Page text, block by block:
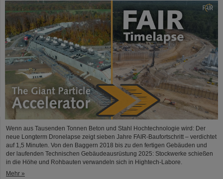
Wenn aus Tausenden Tonnen Beton und Stahl Hochtechnologie wird: Der
neue Longterm Dronelapse zeigt sieben Jahre FAIR-Baufortschritt – verdichtet
auf 1,5 Minuten. Von den Baggern 2018 bis zu den fertigen Gebäuden und
der laufenden Technischen Gebäudeausrüstung 2025: Stockwerke schießen
in die Höhe und Rohbauten verwandeln sich in Hightech-Labore.​
Mehr »